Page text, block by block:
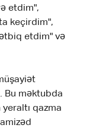
etdim",
keçirdim",
etdim" və
Bu məktubda
qazma